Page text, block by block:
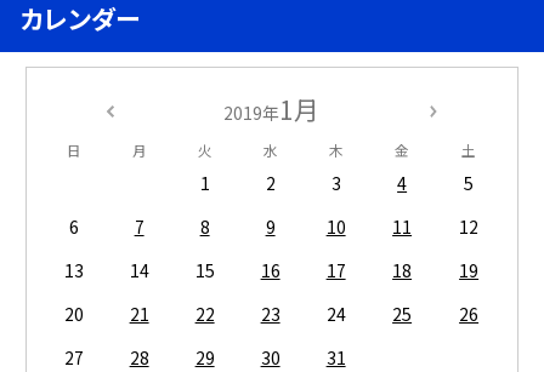
カレンダー
2019年1月
日 月 火 水 木 金 土
1 2 3 4
5
6
7 8 9 10 11
12
13
14 15 16 17 18
19
20
21 22 23 24 25
26
27
28 29 30 31